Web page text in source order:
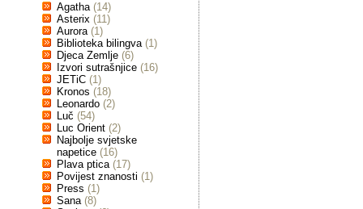
Agatha (14)
Asterix (11)
Aurora (1)
Biblioteka bilingva (1)
Djeca Zemlje (6)
Izvori sutrašnjice (16)
JETiC (1)
Kronos (18)
Leonardo (2)
Luč (54)
Luc Orient (2)
Najbolje svjetske
napetice (16)
Plava ptica (17)
Povijest znanosti (1)
Press (1)
Sana (8)